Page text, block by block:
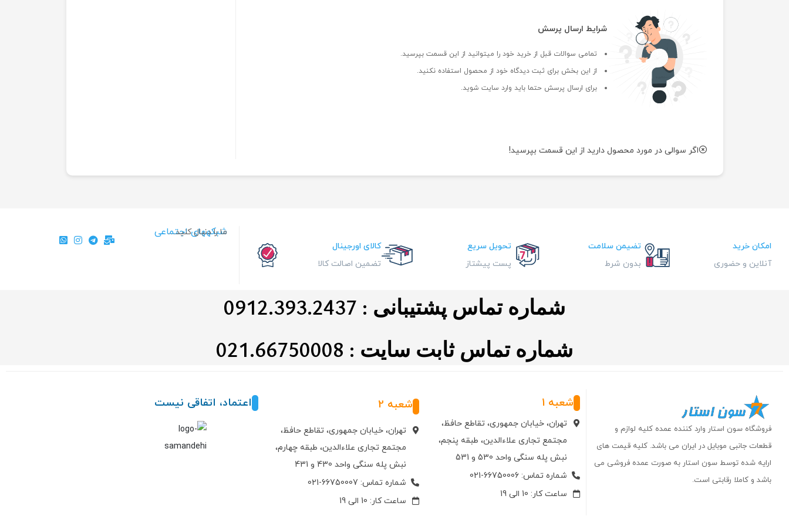
شرایط ارسال پرسش
تمامی سوالات قبل از خرید خود را میتوانید از این قسمت بپرسید.
از این بخش برای ثبت دیدگاه خود از محصول استفاده نکنید.
برای ارسال پرسش حتما باید وارد سایت شوید.
اگر سوالی در مورد محصول دارید از این قسمت بپرسید!
امکان خرید
آنلاین و حضوری
تضیمن سلامت
بدون شرط
تحویل سریع
پست پیشتاز
کالای اورجینال
تضمین اصالت کالا
شبکههای اجتماعی
ما را دنبال کنید…
شماره تماس پشتیبانی : 0912.393.2437
شماره تماس ثابت سایت : 021.66750008
فروشگاه سون استار وارد کننده عمده کلیه لوازم و
قطعات جانبی موبایل در ایران می باشد. کلیه قیمت های
ارایه شده توسط سون استار به صورت عمده فروشی می
باشد و کاملا رقابتی است.
شعبه 1
تهران، خیابان جمهوری، تقاطع حافظ،
مجتمع تجاری علاءالدین، طبقه پنجم،
نبش پله سنگی واحد 530 و 531
شماره تماس: 66750006-021
ساعت کار: 10 الی 19
شعبه 2
تهران، خیابان جمهوری، تقاطع حافظ،
مجتمع تجاری علاءالدین، طبقه چهارم،
نبش پله سنگی واحد 430 و 431
شماره تماس: 66750007-021
ساعت کار: 10 الی 19
اعتماد، اتفاقی نیست